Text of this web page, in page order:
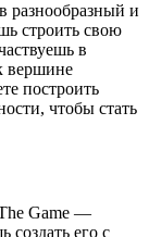
разнообразный и
строить свою
в
вершине
построить
чтобы стать
Game —
его с